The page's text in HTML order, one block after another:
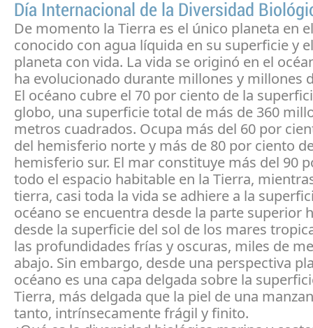
Día Internacional de la Diversidad
De momento la Tierra es el único planeta en
conocido con agua líquida en su superficie y
planeta con vida. La vida se originó en el
ha evolucionado durante millones y millones
El océano cubre el 70 por ciento de la
globo, una superficie total de más de 360
metros cuadrados. Ocupa más del 60 por
del hemisferio norte y más de 80 por ciento
hemisferio sur. El mar constituye más del 90
todo el espacio habitable en la Tierra,
tierra, casi toda la vida se adhiere a la
océano se encuentra desde la parte superior
desde la superficie del sol de los mares
las profundidades frías y oscuras, miles de
abajo. Sin embargo, desde una perspectiva
océano es una capa delgada sobre la
Tierra, más delgada que la piel de una
tanto, intrínsecamente frágil y finito.